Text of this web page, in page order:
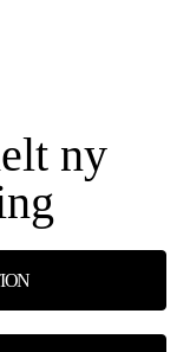
ny